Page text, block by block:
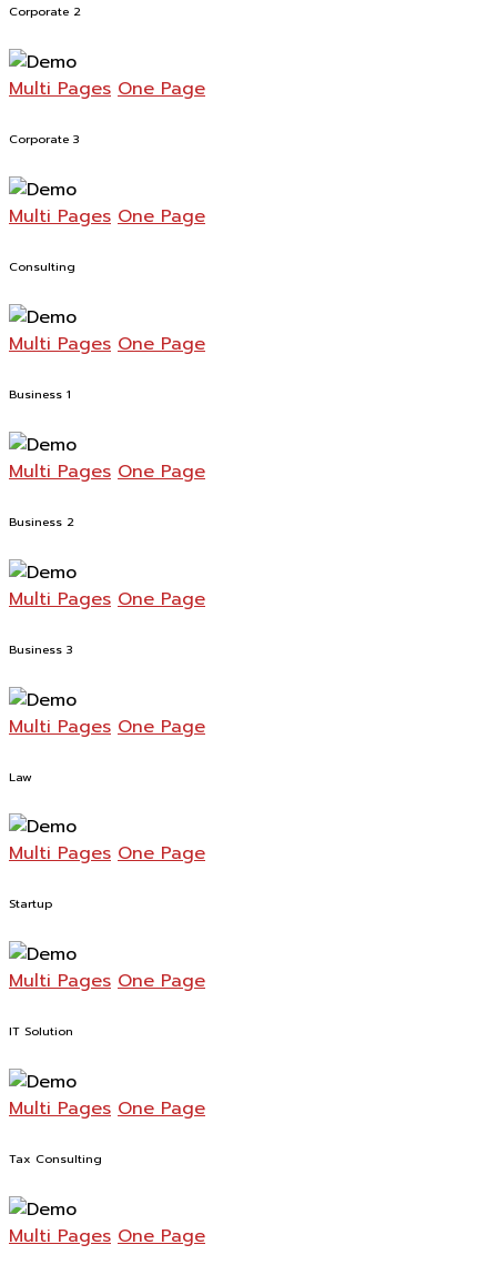
Corporate 2
Multi Pages One Page
Corporate 3
Multi Pages One Page
Consulting
Multi Pages One Page
Business 1
Multi Pages One Page
Business 2
Multi Pages One Page
Business 3
Multi Pages One Page
Law
Multi Pages One Page
Startup
Multi Pages One Page
IT Solution
Multi Pages One Page
Tax Consulting
Multi Pages One Page